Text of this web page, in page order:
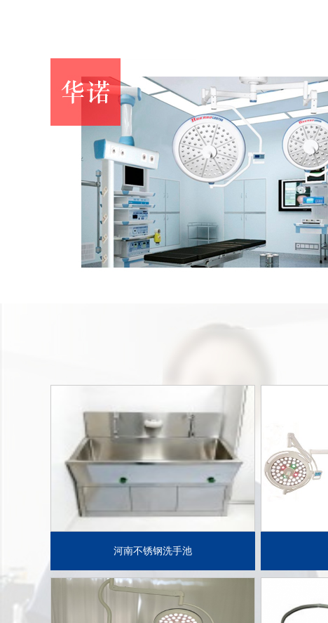
河南不锈钢洗手池
了解详情+